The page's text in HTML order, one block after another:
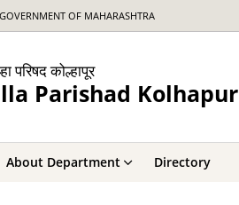
GOVERNMENT OF MAHARASHTRA
परिषद कोल्हापूर
Parishad Kolhapur
About Department Directory